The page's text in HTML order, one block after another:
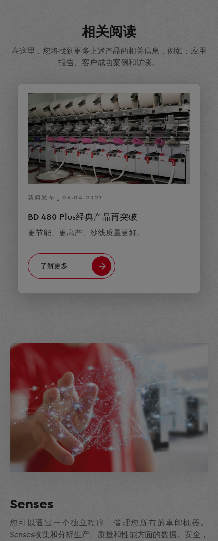
相关阅读
在这里，您将找到更多上述产品的相关信息，例如：应用
报告、客户成功案例和访谈。
新闻发布 06.04.2021
BD 480 Plus经典产品再突破
更节能、更高产、纱线质量更好。
了解更多
Senses
您可以通过一个独立程序，管理您所有的卓郎机器。
Senses收集和分析生产、质量和性能方面的数据。安全，